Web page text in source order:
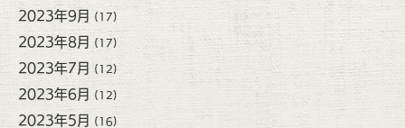
2023年9月 (17)
2023年8月 (17)
2023年7月 (12)
2023年6月 (12)
2023年5月 (16)